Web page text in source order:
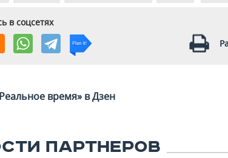
в соцсетях
время» в Дзен
ПАРТНЕРОВ